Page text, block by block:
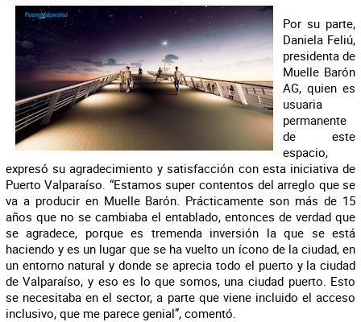
Por su parte,
Daniela Feliú,
presidenta de
Muelle Barón
AG, quien es
usuaria
permanente
de este
espacio,
expresó su agradecimiento y satisfacción con esta iniciativa de
Puerto Valparaíso. “Estamos super contentos del arreglo que se
va a producir en Muelle Barón. Prácticamente son más de 15
años que no se cambiaba el entablado, entonces de verdad que
se agradece, porque es tremenda inversión la que se está
haciendo y es un lugar que se ha vuelto un ícono de la ciudad, en
un entorno natural y donde se aprecia todo el puerto y la ciudad
de Valparaíso, y eso es lo que somos, una ciudad puerto. Esto
se necesitaba en el sector, a parte que viene incluido el acceso
inclusivo, que me parece genial”, comentó.